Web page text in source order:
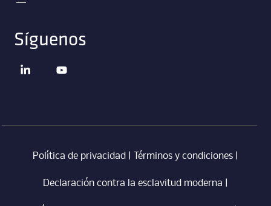
Síguenos
Política de privacidad Términos y condiciones
Declaración contra la esclavitud moderna